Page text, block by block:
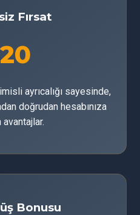
Fırsat
ayrıcalığı sayesinde,
doğrudan hesabınıza
avantajlar.
Bonusu